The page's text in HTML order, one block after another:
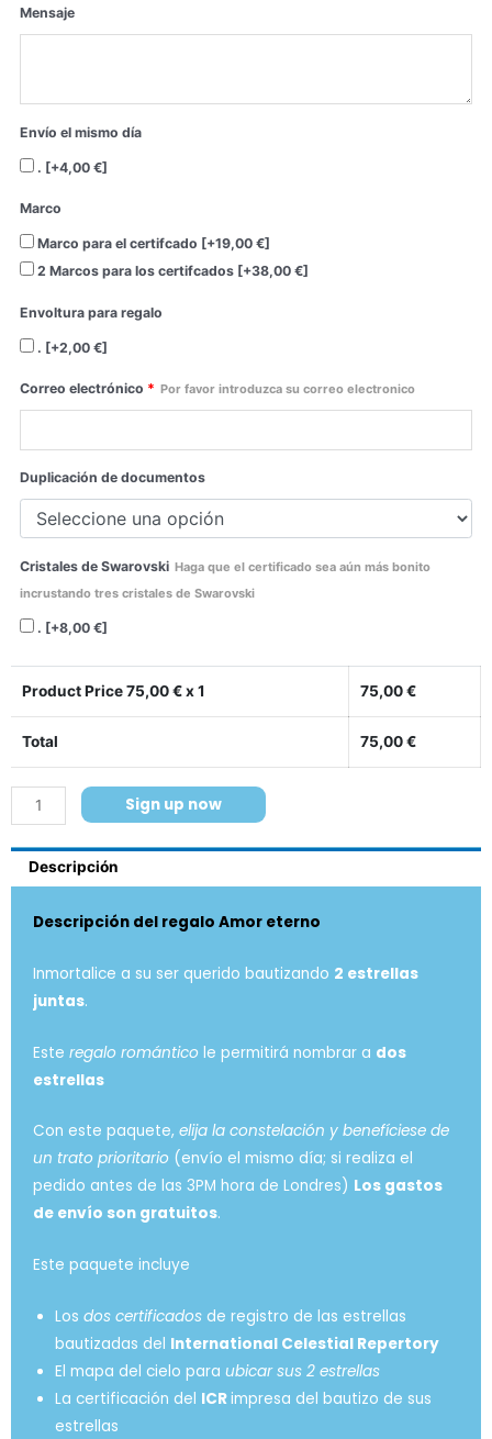
Mensaje
Envío el mismo día
. [+4,00 €]
Marco
Marco para el certifcado [+19,00 €]
2 Marcos para los certifcados [+38,00 €]
Envoltura para regalo
. [+2,00 €]
Correo electrónico * Por favor introduzca su correo electronico
Duplicación de documentos
Cristales de Swarovski Haga que el certificado sea aún más bonito
incrustando tres cristales de Swarovski
. [+8,00 €]
Product Price75,00€ x 1 75,00€
Total 75,00€
Sign up now
Descripción
Descripción del regalo Amor eterno
Inmortalice a su ser querido bautizando 2 estrellas
juntas.
Este regalo romántico le permitirá nombrar a dos
estrellas
Con este paquete, elija la constelación y benefíciese de
un trato prioritario (envío el mismo día; si realiza el
pedido antes de las 3PM hora de Londres) Los gastos
de envío son gratuitos.
Este paquete incluye
Los dos certificados de registro de las estrellas
bautizadas del International Celestial Repertory
El mapa del cielo para ubicar sus 2 estrellas
La certificación del ICRimpresa del bautizo de sus
estrellas